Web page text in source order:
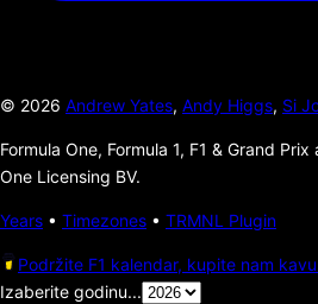
© 2026 Andrew Yates, Andy Higgs, Si
Formula One, Formula 1, F1 & Grand
One Licensing BV.
Years • Timezones • TRMNL Plugin
Podržite F1 kalendar, kupite nam
Izaberite godinu...